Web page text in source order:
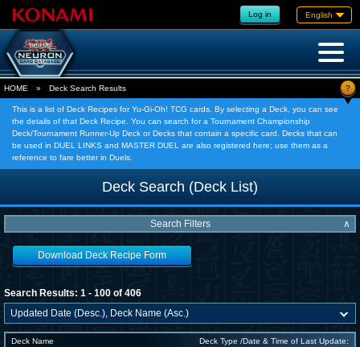
Log in English
HOME » Deck Search Results ?
This is a list of Deck Recipes for Yu-Gi-Oh! TCG cards. By selecting a Deck, you can see
the details of that Deck Recipe. You can search for a Tournament Championship
Deck/Tournament Runner-Up Deck or Decks that contain a specific card. Decks that can
be used in DUEL LINKS and MASTER DUEL are also registered here; use them as a
reference to fare better in Duels.
Deck Search (Deck List)
Search Filters ∧
Download Deck Recipe Form
Search Results: 1 - 100 of 406
Deck Name
Deck Type /Date & Time of Last Update: